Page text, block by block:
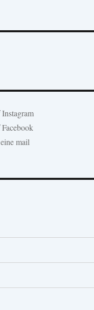
mail